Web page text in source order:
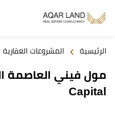
الرئيسية › المشروعات العقارية
Capital